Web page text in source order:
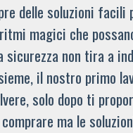
delle soluzioni facili
magici che
sicurezza non tira a
il nostro primo
solo dopo ti
ma le